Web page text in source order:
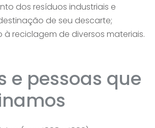
dos resíduos industriais e
de seu descarte;
à reciclagem de diversos materiais.
e pessoas que